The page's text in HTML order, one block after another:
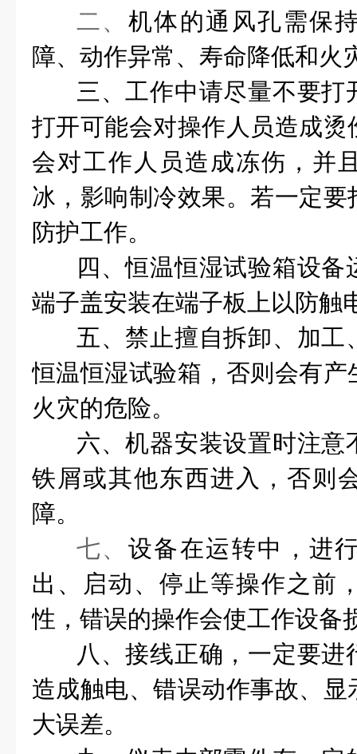
二、 机体的通风孔需保
障、动作异常、寿命降低和火
三、工作中请尽量不要打
打开可能会对操作人员造成
会对工作人员造成冻伤，并
冰，影响制冷效果。若一定
防护工作。
四、恒温恒湿试验箱设备
端子盖安装在端子板上以防触
五、禁止擅自拆卸、加工
恒温恒湿试验箱，否则会有
火灾的危险。
六、机器安装设置时注意
铁屑或其他东西进入，否则
障。
七、 设备在运转中，进
出、启动、停止等操作之前
性，错误的操作会使工作设备
八、接线正确，一定要进
造成触电、错误动作事故、
大误差。